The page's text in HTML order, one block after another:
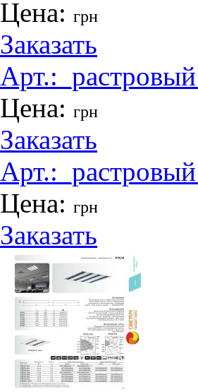
Цена: грн
Заказать
Арт.:
Цена: грн
Заказать
Арт.:
Цена: грн
Заказать